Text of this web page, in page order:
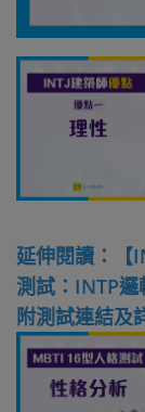
延伸閱讀：【
測試：INTP邏
附測試連結及